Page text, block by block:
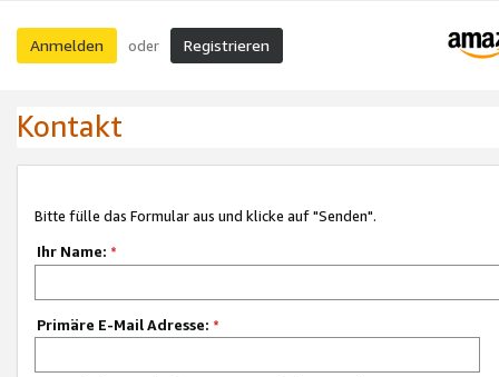
Anmelden oder Registrieren
Kontakt
Bitte fülle das Formular aus und klicke auf "Senden".
Ihr Name: *
Primäre E-Mail Adresse: *